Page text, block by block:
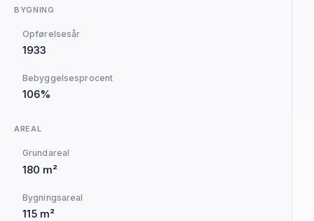
BYGNING
Opførelsesår
1933
Bebyggelsesprocent
106%
AREAL
Grundareal
180 m²
Bygningsareal
115 m²